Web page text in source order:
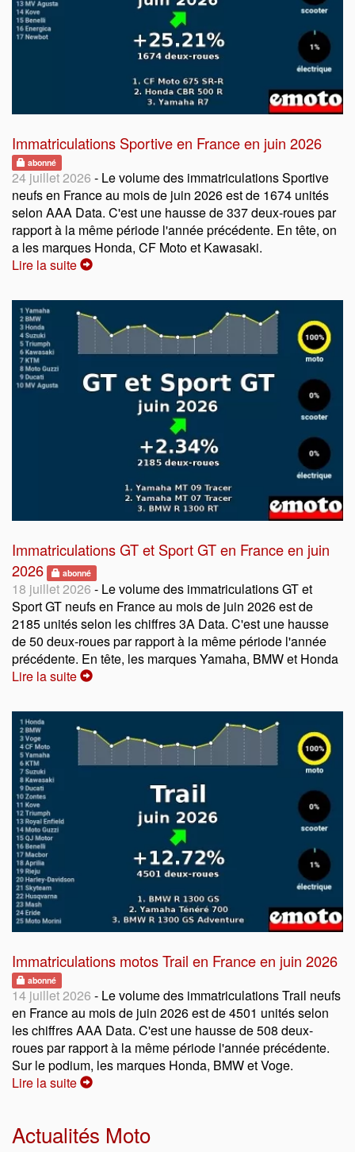
Immatriculations Sportive en France en juin 2026
abonné
24 juillet 2026 - Le volume des immatriculations Sportive
neufs en France au mois de juin 2026 est de 1674 unités
selon AAA Data. C'est une hausse de 337 deux-roues par
rapport à la même période l'année précédente. En tête, on
a les marques Honda, CF Moto et Kawasaki.
Lire la suite
Immatriculations GT et Sport GT en France en juin
2026
abonné
18 juillet 2026 - Le volume des immatriculations GT et
Sport GT neufs en France au mois de juin 2026 est de
2185 unités selon les chiffres 3A Data. C'est une hausse
de 50 deux-roues par rapport à la même période l'année
précédente. En tête, les marques Yamaha, BMW et Honda
Lire la suite
Immatriculations motos Trail en France en juin 2026
abonné
14 juillet 2026 - Le volume des immatriculations Trail neufs
en France au mois de juin 2026 est de 4501 unités selon
les chiffres AAA Data. C'est une hausse de 508 deux-
roues par rapport à la même période l'année précédente.
Sur le podium, les marques Honda, BMW et Voge.
Lire la suite
Actualités Moto